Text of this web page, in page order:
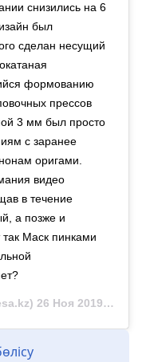
снизились на 6
был
сделан несущий
формованию
прессов
3 мм был просто
с заранее
оригами. ⠀
видео
в течение
а позже и
так Маск пинками
26 Ноя 2019 в 2:02 PST